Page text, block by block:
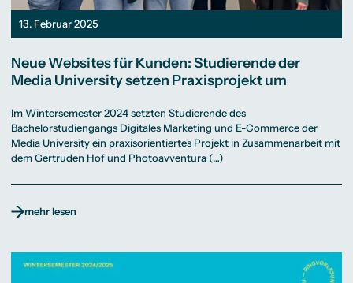
13. Februar 2025
Neue Websites für Kunden: Studierende der
Media University setzen Praxisprojekt um
Im Wintersemester 2024 setzten Studierende des
Bachelorstudiengangs Digitales Marketing und E-Commerce der
Media University ein praxisorientiertes Projekt in Zusammenarbeit mit
dem Gertruden Hof und Photoavventura (…)
mehr lesen